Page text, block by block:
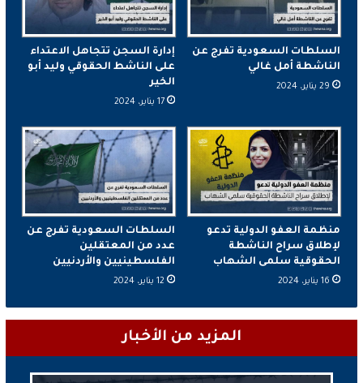
السلطات السعودية تفرج عن
الناشطة أمل غالي
29 يناير، 2024
إدارة السجن تتجاهل الاعتداء
على الناشط الحقوقي وليد أبو
الخير
17 يناير، 2024
منظمة العفو الدولية تدعو
لإطلاق سراح الناشطة
الحقوقية سلمى الشهاب
16 يناير، 2024
السلطات السعودية تفرج عن
عدد من المعتقلين
الفلسطينيين والأردنيين
12 يناير، 2024
المزيد من الأخبار